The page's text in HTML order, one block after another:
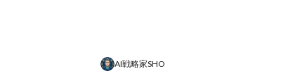
AI戦略家SHO